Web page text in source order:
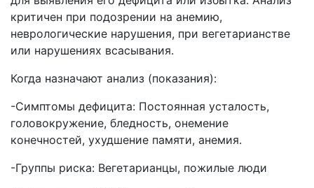
критичен при подозрении на анемию,
неврологические нарушения, при вегетарианстве
или нарушениях всасывания.
Когда назначают анализ (показания):
-Симптомы дефицита: Постоянная усталость,
головокружение, бледность, онемение
конечностей, ухудшение памяти, анемия.
-Группы риска: Вегетарианцы, пожилые люди